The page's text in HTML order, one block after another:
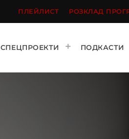
ПЛЕЙЛИСТ РОЗКЛАД
СПЕЦПРОЕКТИ ПОДКАСТИ